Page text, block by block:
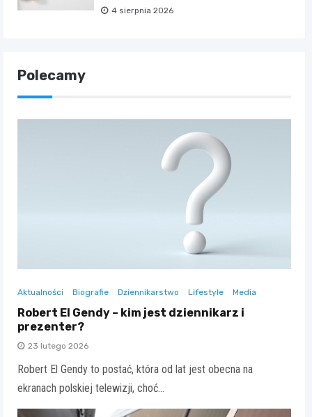
4 sierpnia 2026
Polecamy
Aktualności Biografie Dziennikarstwo Lifestyle Media
Robert El Gendy – kim jest dziennikarz i
prezenter?
23 lutego 2026
Robert El Gendy to postać, która od lat jest obecna na
ekranach polskiej telewizji, choć…